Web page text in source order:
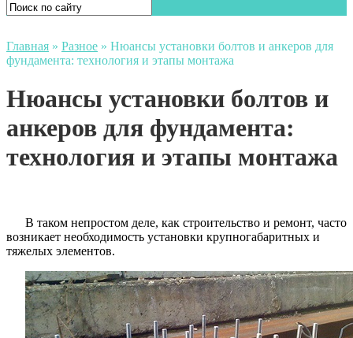
Главная » Разное » Нюансы установки болтов и анкеров для
фундамента: технология и этапы монтажа
Нюансы установки болтов и
анкеров для фундамента:
технология и этапы монтажа
В таком непростом деле, как строительство и ремонт, часто
возникает необходимость установки крупногабаритных и
тяжелых элементов.